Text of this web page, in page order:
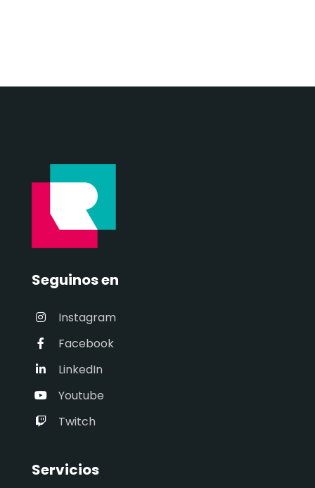
Seguinos en
Instagram
Facebook
LinkedIn
Youtube
Twitch
Servicios